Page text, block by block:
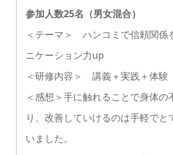
参加人数25名（男女混合）
＜テーマ＞ ハンコミで信頼関係
ニケーション力up
＜研修内容＞ 講義＋実践＋体験
＜感想＞手に触れることで身体の
り、改善していけるのは手軽でと
いました。